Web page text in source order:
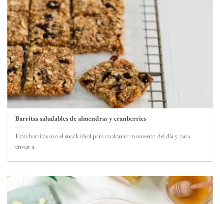
Barritas saludables de almendras y cranberries
Estas barritas son el snack ideal para cualquier momento del día y para
enviar a